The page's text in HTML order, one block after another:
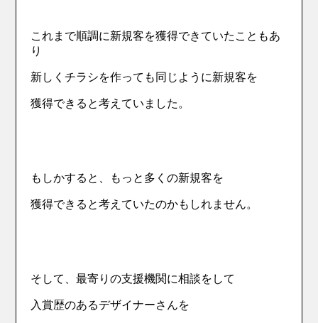
これまで順調に新規客を獲得できていたこともあ
り
新しくチラシを作っても同じように新規客を
獲得できると考えていました。
もしかすると、もっと多くの新規客を
獲得できると考えていたのかもしれません。
そして、最寄りの支援機関に相談をして
入賞歴のあるデザイナーさんを